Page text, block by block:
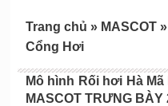
Mô hình Rối hơi Hà
MASCOT TRƯNG BÀY
Trang chủ » MASCOT »
Cổng Hơi